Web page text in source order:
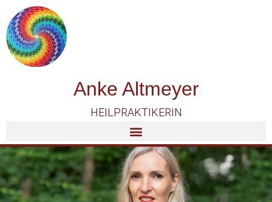
Anke Altmeyer
HEILPRAKTIKERIN